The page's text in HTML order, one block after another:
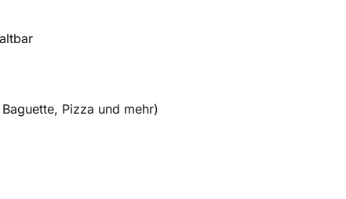
Pizza und mehr)